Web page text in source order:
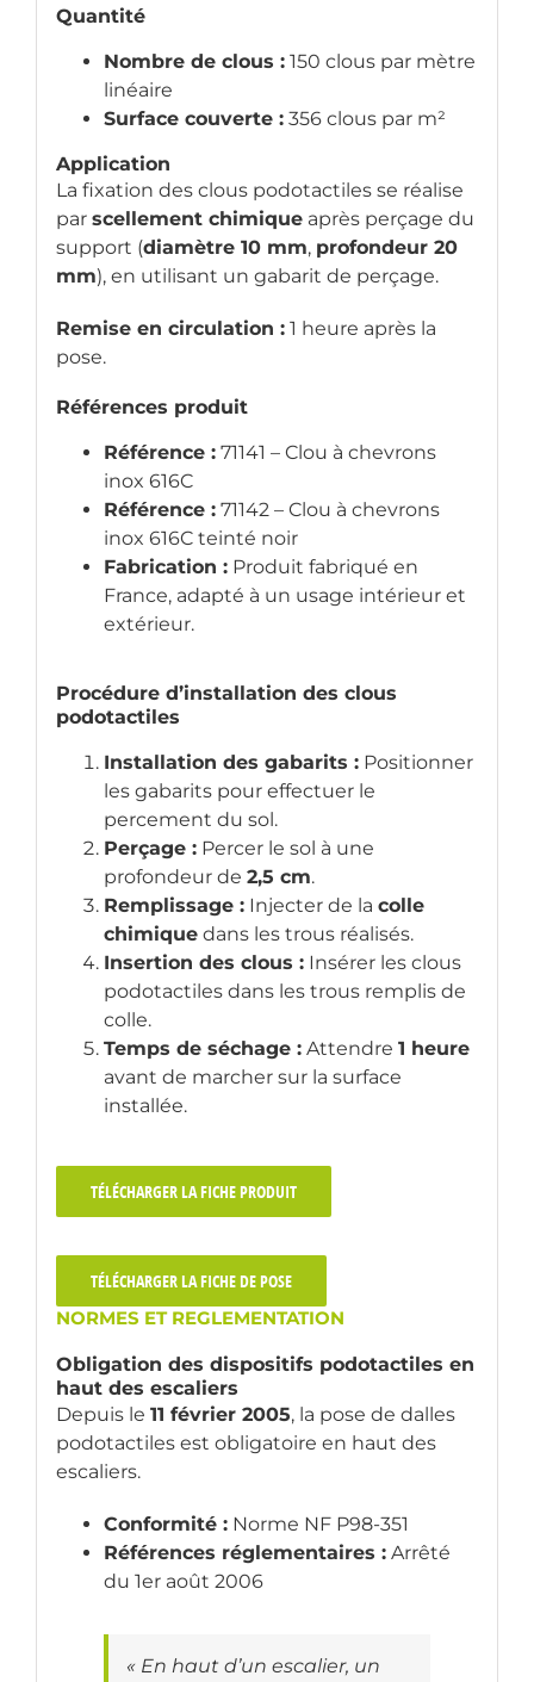
Quantité
Nombre de clous :150 clous par mètre
linéaire
Surface couverte :356 clous par m²
Application
La fixation des clous podotactiles se réalise
par scellement chimiqueaprès perçage du
support (diamètre 10 mm, profondeur 20
mm), en utilisant un gabarit de perçage.
Remise en circulation :1 heure après la
pose.
Références produit
Référence :71141 – Clou à chevrons
inox 616C
Référence :71142 – Clou à chevrons
inox 616C teinté noir
Fabrication :Produit fabriqué en
France, adapté à un usage intérieur et
extérieur.
Procédure d’installation des clous
podotactiles
Installation des gabarits :Positionner
les gabarits pour effectuer le
percement du sol.
Perçage :Percer le sol à une
profondeur de 2,5 cm.
Remplissage :Injecter de la colle
chimiquedans les trous réalisés.
Insertion des clous :Insérer les clous
podotactiles dans les trous remplis de
colle.
Temps de séchage :Attendre 1 heure
avant de marcher sur la surface
installée.
TÉLÉCHARGER LA FICHE PRODUIT
TÉLÉCHARGER LA FICHE DE POSE
NORMES ET REGLEMENTATION
Obligation des dispositifs podotactiles en
haut des escaliers
Depuis le 11 février 2005, la pose de dalles
podotactiles est obligatoire en haut des
escaliers.
Conformité :Norme NF P98-351
Références réglementaires :Arrêté
du 1er août 2006
« En haut d’un escalier, un